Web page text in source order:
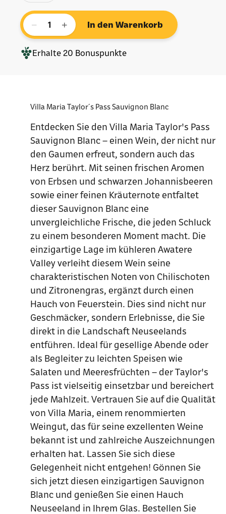
− + In den Warenkorb
Erhalte 20 Bonuspunkte
Villa Maria Taylor´s Pass Sauvignon Blanc
Entdecken Sie den Villa Maria Taylor's Pass
Sauvignon Blanc – einen Wein, der nicht nur
den Gaumen erfreut, sondern auch das
Herz berührt. Mit seinen frischen Aromen
von Erbsen und schwarzen Johannisbeeren
sowie einer feinen Kräuternote entfaltet
dieser Sauvignon Blanc eine
unvergleichliche Frische, die jeden Schluck
zu einem besonderen Moment macht. Die
einzigartige Lage im kühleren Awatere
Valley verleiht diesem Wein seine
charakteristischen Noten von Chilischoten
und Zitronengras, ergänzt durch einen
Hauch von Feuerstein. Dies sind nicht nur
Geschmäcker, sondern Erlebnisse, die Sie
direkt in die Landschaft Neuseelands
entführen. Ideal für gesellige Abende oder
als Begleiter zu leichten Speisen wie
Salaten und Meeresfrüchten – der Taylor's
Pass ist vielseitig einsetzbar und bereichert
jede Mahlzeit. Vertrauen Sie auf die Qualität
von Villa Maria, einem renommierten
Weingut, das für seine exzellenten Weine
bekannt ist und zahlreiche Auszeichnungen
erhalten hat. Lassen Sie sich diese
Gelegenheit nicht entgehen! Gönnen Sie
sich jetzt diesen einzigartigen Sauvignon
Blanc und genießen Sie einen Hauch
Neuseeland in Ihrem Glas. Bestellen Sie